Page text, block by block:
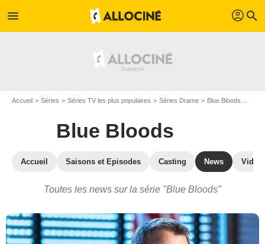
menu profil search
Accueil Séries Séries TV les plus populaires Séries Drame Blue Bloods
Blue Bloods
Accueil Saisons et Episodes Casting News
Toutes les news sur la série "Blue Bloods"